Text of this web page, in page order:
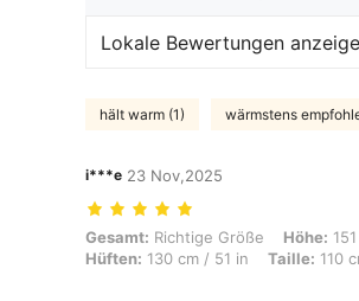
Lokale Bewertungen
hält warm (1) wärmstens
i***e 23 Nov,2025
Gesamt: Richtige Größe, Höhe: 151 cm /
Gesamt: Richtige Größe Höhe:
Hüften: 130 cm / 51 in Taille: 110